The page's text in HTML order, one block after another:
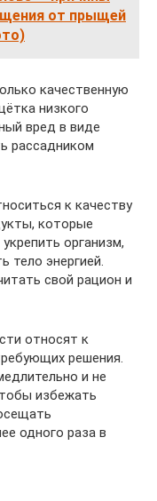
от прыщей
качественную
низкого
вред в виде
рассадником
к качеству
которые
организм,
тело энергией.
свой рацион и
относят к
решения.
и не
избежать
одного раза в